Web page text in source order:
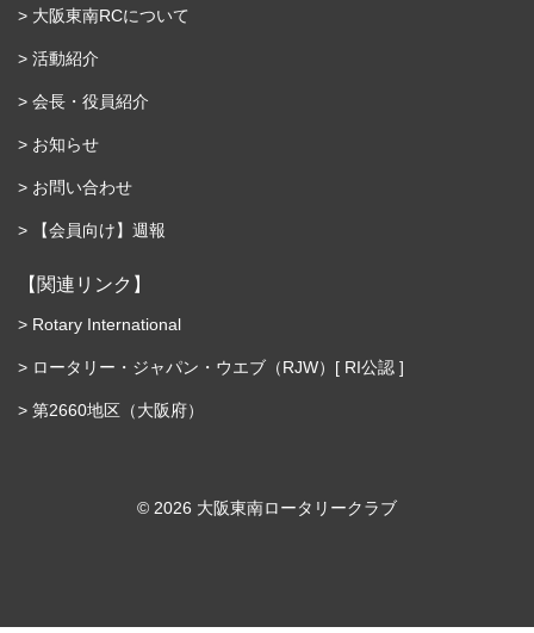
大阪東南RCについて
活動紹介
会長・役員紹介
お知らせ
お問い合わせ
【会員向け】週報
【関連リンク】
Rotary International
ロータリー・ジャパン・ウエブ（RJW）[ RI公認 ]
第2660地区（大阪府）
©︎ 2026 大阪東南ロータリークラブ